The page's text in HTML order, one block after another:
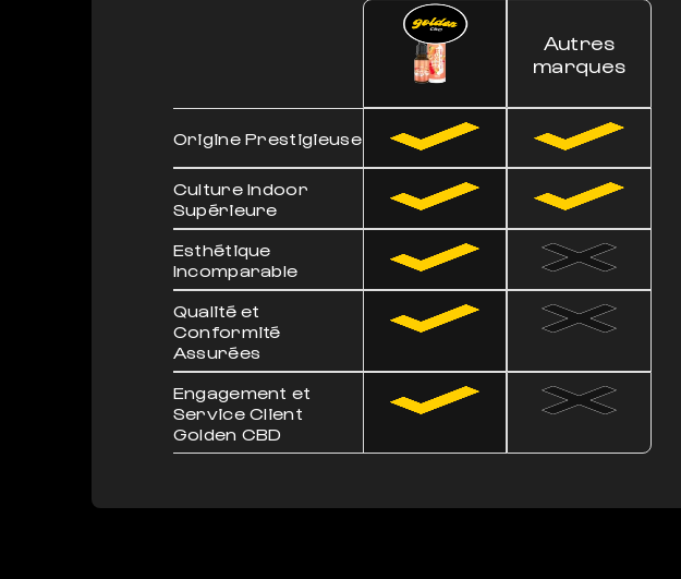
Autres
marques
Origine Prestigieuse
Culture Indoor
Supérieure
Esthétique
Incomparable
Qualité et
Conformité
Assurées
Engagement et
Service Client
Golden CBD